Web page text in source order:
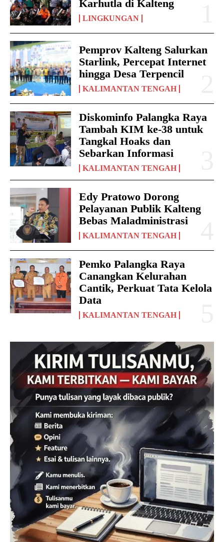
Karhutla di Kalteng
LINGKUNGAN
Pemprov Kalteng Salurkan
Starlink, Percepat Internet
hingga Desa Terpencil
KALIMANTAN TENGAH
Diskominfo Palangka Raya
Tambah KIM ke-38 untuk
Tangkal Hoaks dan
Sebarkan Informasi
KALIMANTAN TENGAH
Edy Pratowo Dorong
Pelayanan Publik Kalteng
Bebas Maladministrasi
KALIMANTAN TENGAH
Pemko Palangka Raya
Canangkan Kelurahan
Cantik, Perkuat Tata Kelola
Data
KALIMANTAN TENGAH